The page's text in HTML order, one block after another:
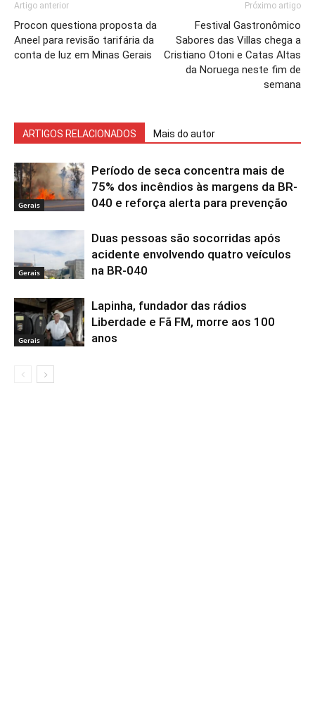
Artigo anterior
Procon questiona proposta da
Aneel para revisão tarifária da
conta de luz em Minas Gerais
Próximo artigo
Festival Gastronômico
Sabores das Villas chega a
Cristiano Otoni e Catas Altas
da Noruega neste fim de
semana
ARTIGOS RELACIONADOS Mais do autor
Gerais
Período de seca concentra mais de
75% dos incêndios às margens da BR-
040 e reforça alerta para prevenção
Gerais
Duas pessoas são socorridas após
acidente envolvendo quatro veículos
na BR-040
Gerais
Lapinha, fundador das rádios
Liberdade e Fã FM, morre aos 100
anos